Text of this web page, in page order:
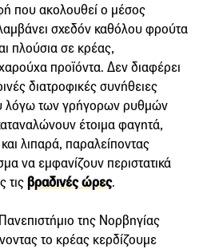
που ακολουθεί ο μέσος
σχεδόν καθόλου φρούτα
πλούσια σε κρέας,
προϊόντα. Δεν διαφέρει
διατροφικές συνήθειες
λόγω των γρήγορων ρυθμών
έτοιμα φαγητά,
λιπαρά, παραλείποντας
να εμφανίζουν περιστατικά
τις βραδινές ώρες.
της Νορβηγίας
το κρέας κερδίζουμε